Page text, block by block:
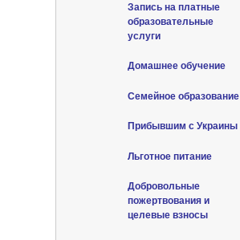
Запись на платные
образовательные
услуги
Домашнее обучение
Семейное образование
Прибывшим с Украины
Льготное питание
Добровольные
пожертвования и
целевые взносы